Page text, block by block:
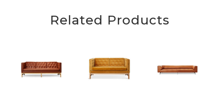
Related Products